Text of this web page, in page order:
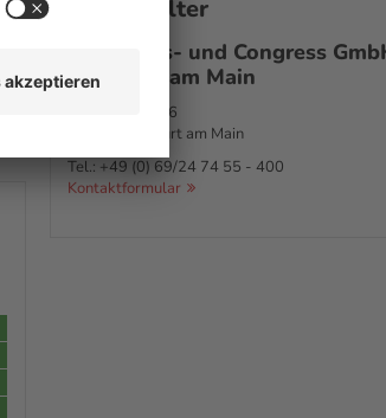
Veranstalter
Tourismus- und Congress
Frankfurt am Main
Kaiserstraße 56
Frankfurt am Main
Tel.: +49 (0) 69/24 74 55 - 400
Kontaktformular